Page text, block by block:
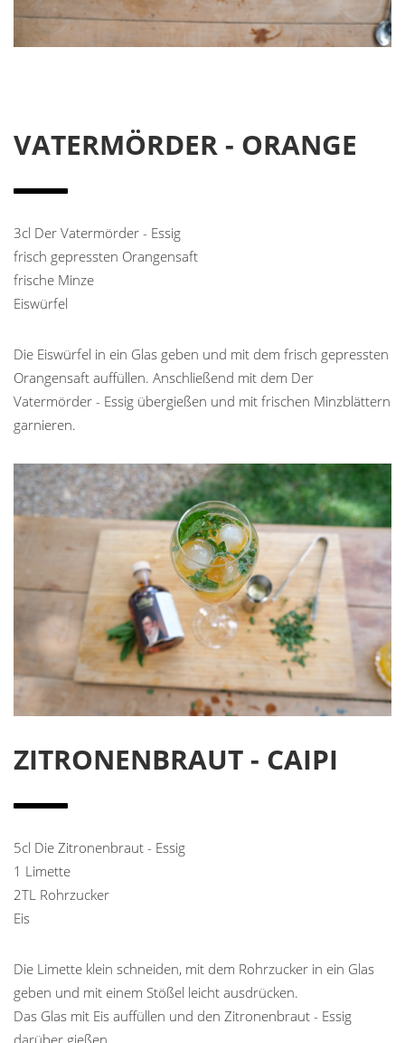
VATERMÖRDER - ORANGE
3cl Der Vatermörder - Essig
frisch gepressten Orangensaft
frische Minze
Eiswürfel
Die Eiswürfel in ein Glas geben und mit dem frisch gepressten
Orangensaft auffüllen. Anschließend mit dem Der
Vatermörder - Essig übergießen und mit frischen Minzblättern
garnieren.
ZITRONENBRAUT - CAIPI
5cl Die Zitronenbraut - Essig
1 Limette
2TL Rohrzucker
Eis
Die Limette klein schneiden, mit dem Rohrzucker in ein Glas
geben und mit einem Stößel leicht ausdrücken.
Das Glas mit Eis auffüllen und den Zitronenbraut - Essig
darüber gießen.